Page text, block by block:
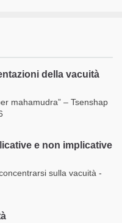
della vacuità
mahamudra” – Tsenshap
e non implicative
sulla vacuità -